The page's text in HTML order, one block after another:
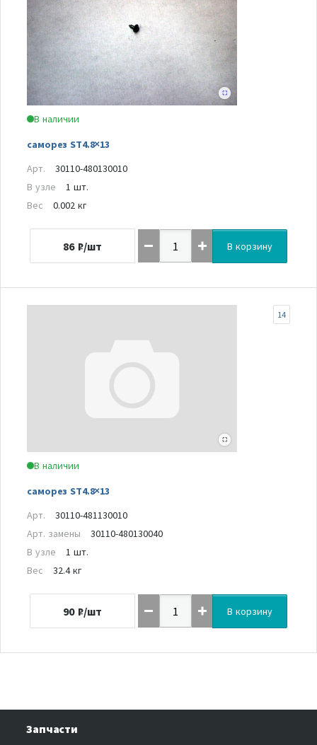
В наличии
саморез ST4.8×13
Арт.
30110-480130010
В узле
1 шт.
Вес
0.002 кг
86 ₽/шт В корзину
В наличии
саморез ST4.8×13
14
Арт.
30110-481130010
Арт. замены
30110-480130040
В узле
1 шт.
Вес
32.4 кг
90 ₽/шт В корзину
Запчасти